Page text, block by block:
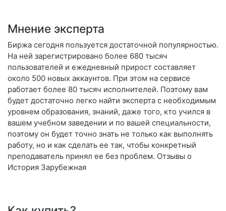
Мнение эксперта
Биржа сегодня пользуется достаточной популярностью.
На ней зарегистрировано более 680 тысяч
пользователей и ежедневный прирост составляет
около 500 новых аккаунтов. При этом на сервисе
работает более 80 тысяч исполнителей. Поэтому вам
будет достаточно легко найти эксперта с необходимым
уровнем образования, знаний, даже того, кто учился в
вашем учебном заведении и по вашей специальности,
поэтому он будет точно знать не только как выполнять
работу, но и как сделать ее так, чтобы конкретный
преподаватель принял ее без проблем. Отзывы о
История Зарубежная